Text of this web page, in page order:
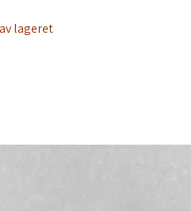
lageret